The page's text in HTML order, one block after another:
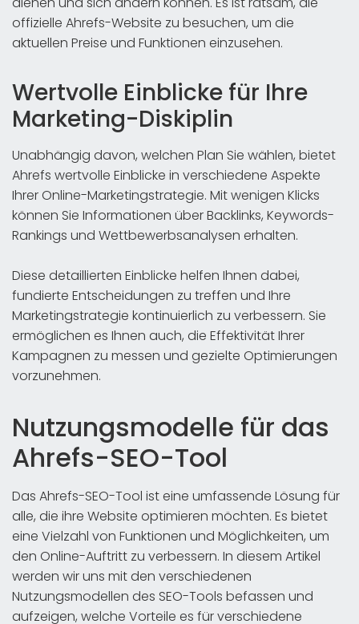
offizielle Ahrefs-Website zu besuchen, um die
aktuellen Preise und Funktionen einzusehen.
Wertvolle Einblicke für Ihre
Marketing-Diskiplin
Unabhängig davon, welchen Plan Sie wählen, bietet
Ahrefs wertvolle Einblicke in verschiedene Aspekte
Ihrer Online-Marketingstrategie. Mit wenigen Klicks
können Sie Informationen über Backlinks, Keywords-
Rankings und Wettbewerbsanalysen erhalten.
Diese detaillierten Einblicke helfen Ihnen dabei,
fundierte Entscheidungen zu treffen und Ihre
Marketingstrategie kontinuierlich zu verbessern. Sie
ermöglichen es Ihnen auch, die Effektivität Ihrer
Kampagnen zu messen und gezielte Optimierungen
vorzunehmen.
Nutzungsmodelle für das
Ahrefs-SEO-Tool
Das Ahrefs-SEO-Tool ist eine umfassende Lösung für
alle, die ihre Website optimieren möchten. Es bietet
eine Vielzahl von Funktionen und Möglichkeiten, um
den Online-Auftritt zu verbessern. In diesem Artikel
werden wir uns mit den verschiedenen
Nutzungsmodellen des SEO-Tools befassen und
aufzeigen, welche Vorteile es für verschiedene